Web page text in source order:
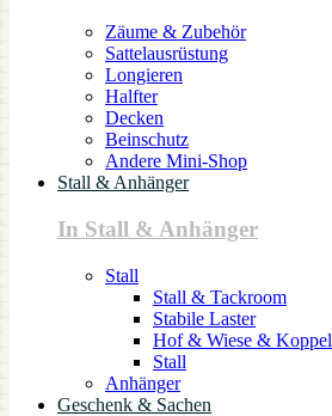
Zäume & Zubehör
Sattelausrüstung
Longieren
Halfter
Decken
Beinschutz
Andere Mini-Shop
Stall & Anhänger
In Stall & Anhänger
Stall
Stall & Tackroom
Stabile Laster
Hof & Wiese & Koppel
Stall
Anhänger
Geschenk & Sachen